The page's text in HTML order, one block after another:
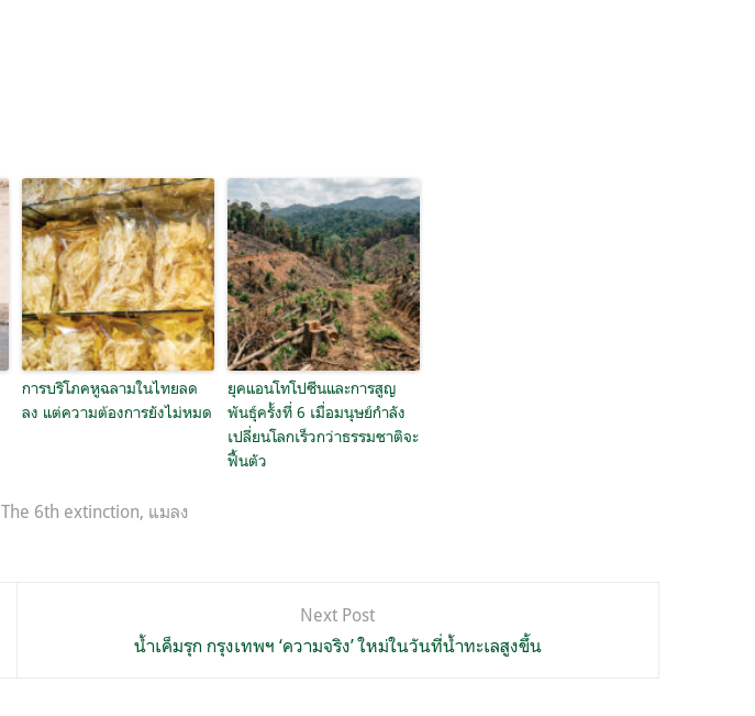
การบริโภคหูฉลามในไทยลด
ลง แต่ความต้องการยังไม่หมด
ยุคแอนโทโปซีนและการสูญ
พันธุ์ครั้งที่ 6 เมื่อมนุษย์กำลัง
เปลี่ยนโลกเร็วกว่าธรรมชาติจะ
ฟื้นตัว
The 6th extinction, แมลง
Next Post
น้ำเค็มรุก กรุงเทพฯ ‘ความจริง’ ใหม่ในวันที่น้ำทะเลสูงขึ้น